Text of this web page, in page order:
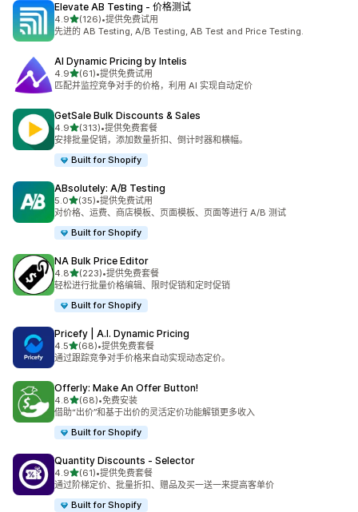
Elevate AB Testing ‑ 价格测试
4.9星（满分 5 星）
(126)
总共 126 条评论
•提供免费试用
先进的 AB Testing, A/B Testing, AB Test and Price Testing.
AI Dynamic Pricing by Intelis
4.9星（满分 5 星）
(61)
总共 61 条评论
•提供免费试用
匹配并监控竞争对手的价格，利用 AI 实现自动定价
GetSale Bulk Discounts & Sales
4.9星（满分 5 星）
(313)
总共 313 条评论
•提供免费套餐
安排批量促销，添加数量折扣、倒计时器和横幅。
Built for Shopify
ABsolutely: A/B Testing
5.0星（满分 5 星）
(35)
总共 35 条评论
•提供免费试用
对价格、运费、商店模板、页面模板、页面等进行 A/B 测试
Built for Shopify
NA Bulk Price Editor
4.8星（满分 5 星）
(223)
总共 223 条评论
•提供免费套餐
轻松进行批量价格编辑、限时促销和定时促销
Built for Shopify
Pricefy | A.I. Dynamic Pricing
4.5星（满分 5 星）
(68)
总共 68 条评论
•提供免费套餐
通过跟踪竞争对手价格来自动实现动态定价。
Offerly: Make An Offer Button!
4.8星（满分 5 星）
(68)
总共 68 条评论
•免费安装
借助“出价”和基于出价的灵活定价功能解锁更多收入
Built for Shopify
Quantity Discounts ‑ Selector
4.9星（满分 5 星）
(61)
总共 61 条评论
•提供免费套餐
通过阶梯定价、批量折扣、赠品及买一送一来提高客单价
Built for Shopify